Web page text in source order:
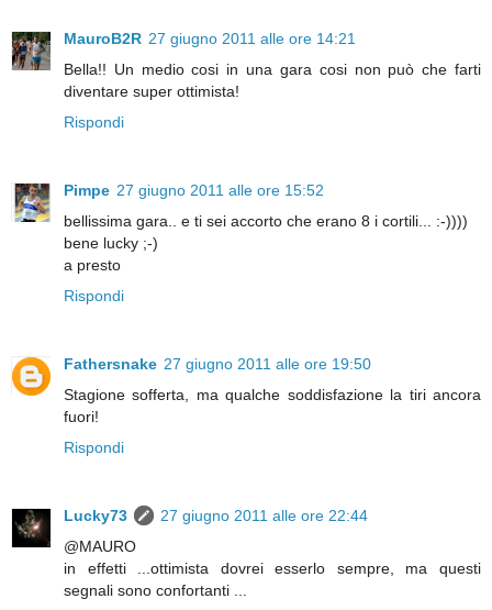
MauroB2R 27 giugno 2011 alle ore 14:21
Bella!! Un medio cosi in una gara cosi non può che farti
diventare super ottimista!
Rispondi
Pimpe 27 giugno 2011 alle ore 15:52
bellissima gara.. e ti sei accorto che erano 8 i cortili... :-))))
bene lucky ;-)
a presto
Rispondi
Fathersnake 27 giugno 2011 alle ore 19:50
Stagione sofferta, ma qualche soddisfazione la tiri ancora
fuori!
Rispondi
Lucky73
27 giugno 2011 alle ore 22:44
@MAURO
in effetti ...ottimista dovrei esserlo sempre, ma questi
segnali sono confortanti ...